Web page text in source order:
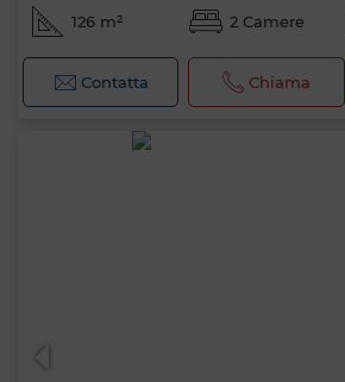
126 m² 2 Camere
Contatta Chiama